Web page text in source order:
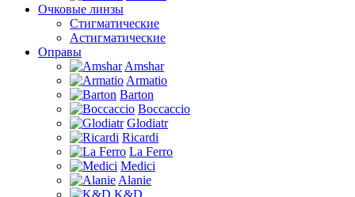
Очковые линзы
Стигматические
Астигматические
Оправы
Amshar
Armatio
Barton
Boccaccio
Glodiatr
Ricardi
La Ferro
Medici
Alanie
K&D